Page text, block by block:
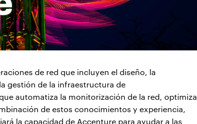
de red que incluyen el diseño, la
gestión de la infraestructura de
automatiza la monitorización de la red, optimiza
de estos conocimientos y experiencia,
la capacidad de Accenture para ayudar a las